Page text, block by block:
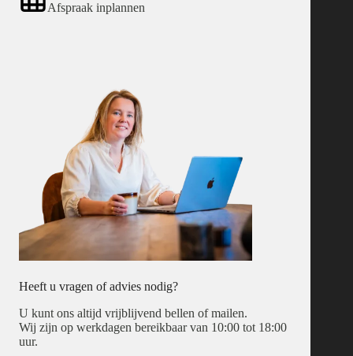
Afspraak inplannen
Heeft u vragen of advies nodig?
U kunt ons altijd vrijblijvend bellen of mailen.
Wij zijn op werkdagen bereikbaar van 10:00 tot 18:00
uur.